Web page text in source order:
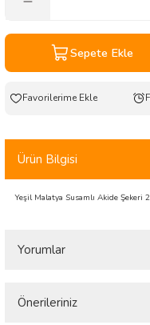
Sepete Ekle
Ürün Bilgisi
Yeşil Malatya Susamlı Akide Şekeri
Yorumlar
Önerileriniz